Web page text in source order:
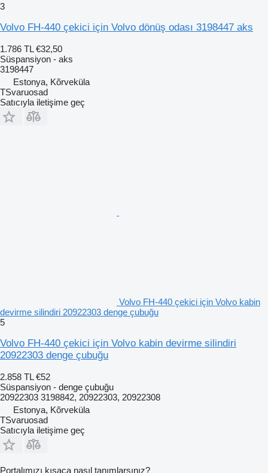
3
Volvo FH-440 çekici için Volvo dönüş odası 3198447 aks
1.786 TL €32,50
Süspansiyon - aks
3198447
Estonya, Kõrveküla
TSvaruosad
Satıcıyla iletişime geç
Volvo FH-440 çekici için Volvo kabin
devirme silindiri 20922303 denge çubuğu
5
Volvo FH-440 çekici için Volvo kabin devirme silindiri
20922303 denge çubuğu
2.858 TL €52
Süspansiyon - denge çubuğu
20922303 3198842, 20922303, 20922308
Estonya, Kõrveküla
TSvaruosad
Satıcıyla iletişime geç
Portalımızı kısaca nasıl tanımlarsınız?